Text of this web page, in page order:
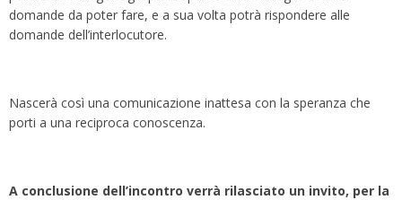
domande da poter fare, e a sua volta potrà rispondere alle
domande dell’interlocutore.
Nascerà così una comunicazione inattesa con la speranza che
porti a una reciproca conoscenza.
A conclusione dell’incontro verrà rilasciato un invito, per la